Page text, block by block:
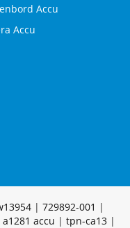
Accu
Accu
| 729892-001 |
a1281 accu | tpn-ca13|